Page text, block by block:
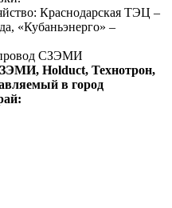
Краснодарская ТЭЦ –
«Кубаньэнерго» –
Holduct, Технотрон,
в город
: